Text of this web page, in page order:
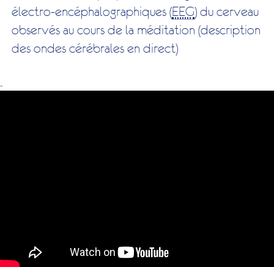
électro-encéphalographiques (EEG) du cerveau
observés au cours de la méditation (description
des ondes cérébrales en direct)
-